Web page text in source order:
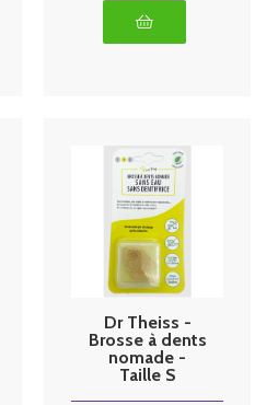
Dr Theiss -
Brosse à dents
nomade -
Taille S